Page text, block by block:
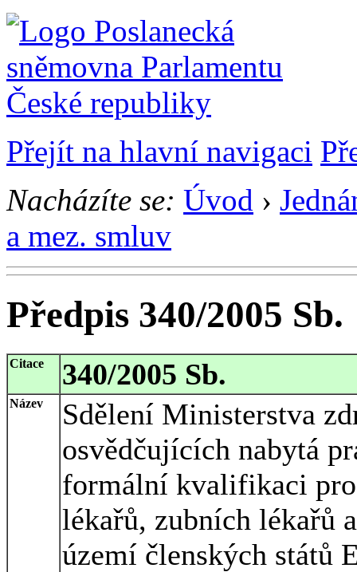
Přejít na hlavní navigaci
Nacházíte se: Úvod ›
a mez. smluv
Předpis 340/2005 Sb.
Citace 340/2005 Sb.
Název
Sdělení Ministerstva
osvědčujících nabytá
formální kvalifikaci
lékařů, zubních lékařů
území členských států